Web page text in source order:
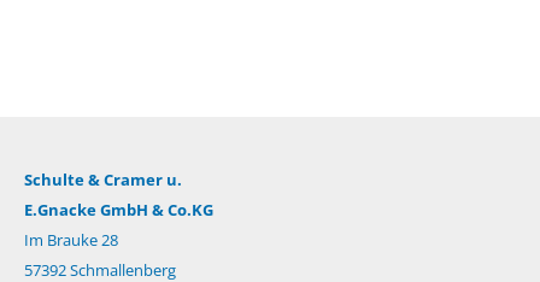
Schulte & Cramer u.
E.Gnacke GmbH & Co.KG
Im Brauke 28
57392 Schmallenberg